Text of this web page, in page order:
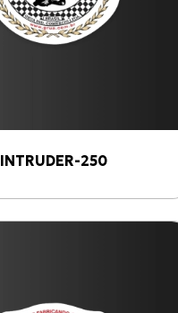
INTRUDER-250